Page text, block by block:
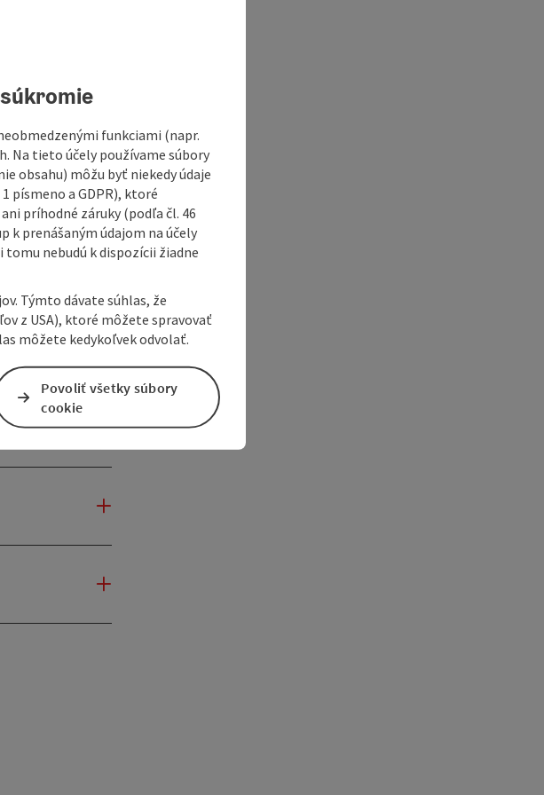
day. Our
technical
creations. Fresh
attention to
funkciami (napr.
Na tieto účely používame súbory
obsahu) môžu byť niekedy údaje
písmeno a GDPR), ktoré
príhodné záruky (podľa čl. 46
k prenášaným údajom na účely
nebudú k dispozícii žiadne
Týmto dávate súhlas, že
z USA), ktoré môžete spravovať
môžete kedykoľvek odvolať.
Povoliť všetky súbory
cookie